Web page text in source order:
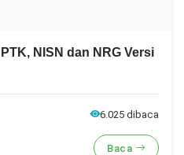
NISN dan NRG Versi
6.025 dibaca
Baca